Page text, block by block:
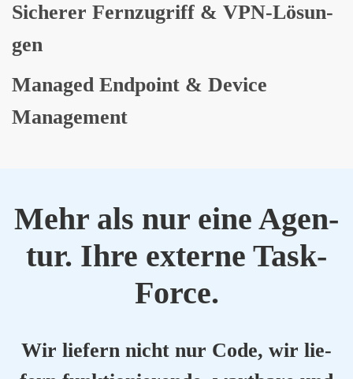
Siche­rer Fern­zu­griff & VPN-Lösun­
gen
Mana­ged End­point & Device
Manage­ment
Mehr als nur eine Agen­
tur. Ihre exter­ne Task-
Force.
Wir lie­fern nicht nur Code, wir lie­